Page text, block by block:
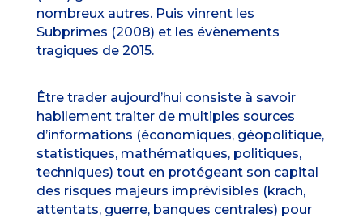
nombreux autres. Puis vinrent les
Subprimes (2008) et les évènements
tragiques de 2015.
Être trader aujourd’hui consiste à savoir
habilement traiter de multiples sources
d’informations (économiques, géopolitique,
statistiques, mathématiques, politiques,
techniques) tout en protégeant son capital
des risques majeurs imprévisibles (krach,
attentats, guerre, banques centrales) pour